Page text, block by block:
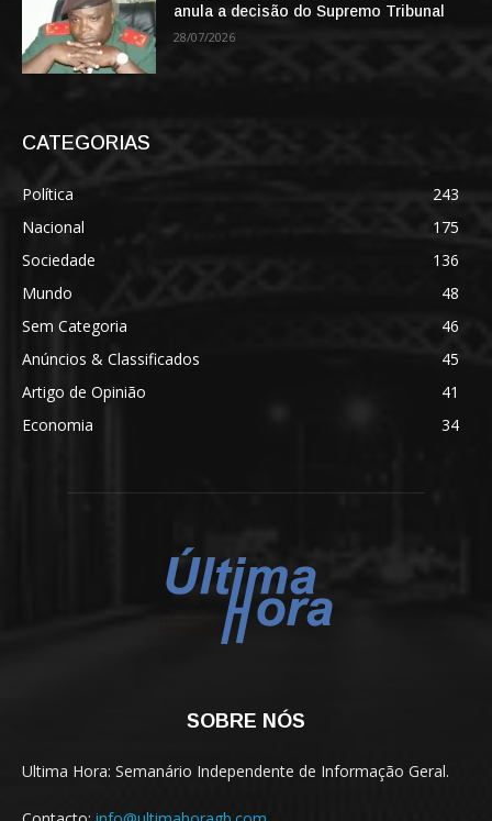
anula a decisão do Supremo Tribunal
28/07/2026
CATEGORIAS
Política
243
Nacional
175
Sociedade
136
Mundo
48
Sem Categoria
46
Anúncios & Classificados
45
Artigo de Opinião
41
Economia
34
SOBRE NÓS
Ultima Hora: Semanário Independente de Informação Geral.